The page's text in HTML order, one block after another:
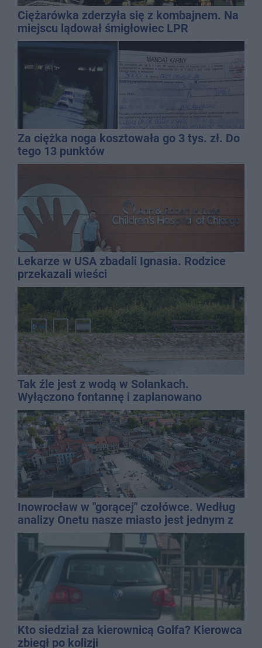
Ciężarówka zderzyła się z kombajnem. Na
miejscu lądował śmigłowiec LPR
Za ciężka noga kosztowała go 3 tys. zł. Do
tego 13 punktów
Lekarze w USA zbadali Ignasia. Rodzice
przekazali wieści
Tak źle jest z wodą w Solankach.
Wyłączono fontannę i zaplanowano
dolewkę
Inowrocław w "gorącej" czołówce. Według
analizy Onetu nasze miasto jest jednym z
najbardziej narażonych na upały
Kto siedział za kierownicą Golfa? Kierowca
zbiegł po kolizji